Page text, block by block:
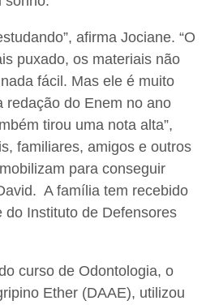
afirma Jociane. “O
puxado, os materiais não
fácil. Mas ele é muito
redação do Enem no ano
tirou uma nota alta”,
familiares, amigos e outros
para conseguir
A família tem recebido
Instituto de Defensores
curso de Odontologia, o
Ether (DAAE), utilizou